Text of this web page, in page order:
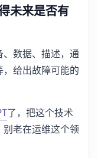
未来是否有
数据、描述，通
给出故障可能的
了，把这个技术
老在运维这个领